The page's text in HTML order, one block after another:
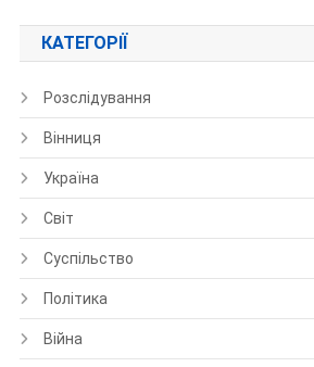
КАТЕГОРІЇ
Розслідування
Вінниця
Україна
Світ
Суспільство
Політика
Війна